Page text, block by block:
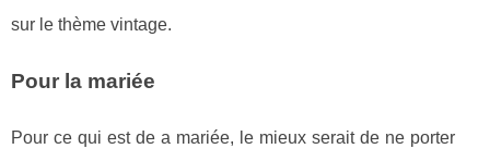
sur le thème vintage.
Pour la mariée
Pour ce qui est de a mariée, le mieux serait de ne porter